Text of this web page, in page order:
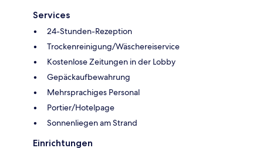
Services
24-Stunden-Rezeption
Trockenreinigung/Wäschereiservice
Kostenlose Zeitungen in der Lobby
Gepäckaufbewahrung
Mehrsprachiges Personal
Portier/Hotelpage
Sonnenliegen am Strand
Einrichtungen